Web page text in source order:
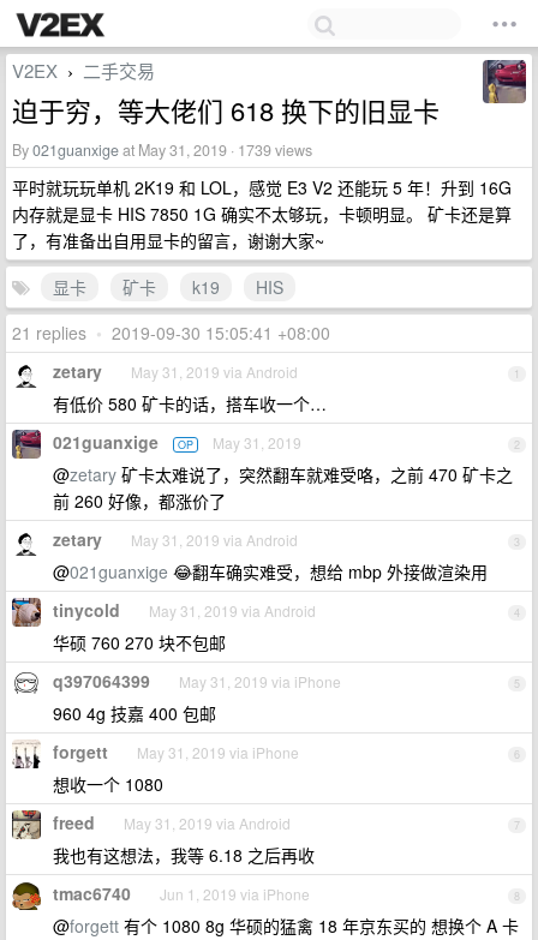
V2EX › 二手交易
迫于穷，等大佬们 618 换下的旧显卡
By021guanxigeat May 31, 2019 · 1739 views
平时就玩玩单机 2K19 和 LOL，感觉 E3 V2 还能玩 5 年！升到 16G
内存就是显卡 HIS 7850 1G 确实不太够玩，卡顿明显。 矿卡还是算
了，有准备出自用显卡的留言，谢谢大家~
显卡
矿卡 k19
HIS
21 replies • 2019-09-30 15:05:41 +08:00
1
zetary May 31, 2019 via Android
有低价 580 矿卡的话，搭车收一个…
2
021guanxige OP May 31, 2019
@zetary 矿卡太难说了，突然翻车就难受咯，之前 470 矿卡之
前 260 好像，都涨价了
3
zetary May 31, 2019 via Android
@021guanxige 😂翻车确实难受，想给 mbp 外接做渲染用
4
tinycold May 31, 2019 via Android
华硕 760 270 块不包邮
5
q397064399 May 31, 2019 via iPhone
960 4g 技嘉 400 包邮
6
forgett May 31, 2019 via iPhone
想收一个 1080
7
freed May 31, 2019 via Android
我也有这想法，我等 6.18 之后再收
8
tmac6740 Jun 1, 2019 via iPhone
@forgett 有个 1080 8g 华硕的猛禽 18 年京东买的 想换个 A 卡